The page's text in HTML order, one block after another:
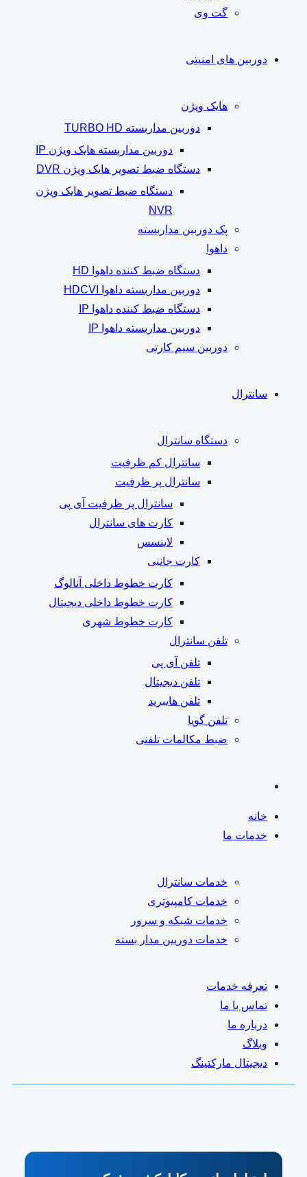
گت وی
دوربین های امنیتی
هایک ویژن
دوربین مداربسته TURBO HD
دوربین مداربسته هایک ویژن IP
دستگاه ضبط تصویر هایک ویژن DVR
دستگاه ضبط تصویر هایک ویژن
NVR
پک دوربین مداربسته
داهوا
دستگاه ضبط کننده داهوا HD
دوربین مداربسته داهوا HDCVI
دستگاه ضبط کننده داهوا IP
دوربین مداربسته داهوا IP
دوربین سیم کارتی
سانترال
دستگاه سانترال
سانترال کم ظرفیت
سانترال پر ظرفیت
سانترال پر ظرفیت آی پی
کارت های سانترال
لاینسس
کارت جانبی
کارت خطوط داخلی آنالوگ
کارت خطوط داخلی دیجیتال
کارت خطوط شهری
تلفن سانترال
تلفن آی پی
تلفن دیجیتال
تلفن هایبرید
تلفن گویا
ضبط مکالمات تلفنی
خانه
خدمات ما
خدمات سانترال
خدمات کامپیوتری
خدمات شبکه و سرور
خدمات دوربین مدار بسته
تعرفه خدمات
تماس با ما
درباره ما
وبلاگ
دیجیتال مارکتینگ